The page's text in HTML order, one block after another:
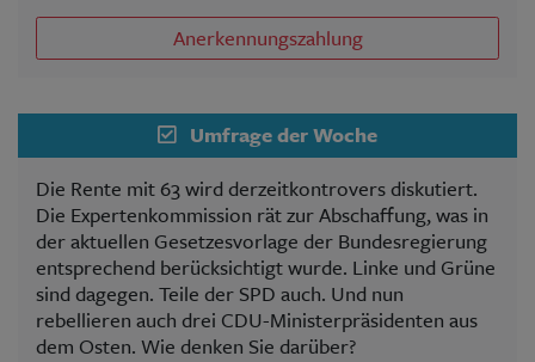
Anerkennungszahlung
Umfrage der Woche
Die Rente mit 63 wird derzeitkontrovers diskutiert.
Die Expertenkommission rät zur Abschaffung, was in
der aktuellen Gesetzesvorlage der Bundesregierung
entsprechend berücksichtigt wurde. Linke und Grüne
sind dagegen. Teile der SPD auch. Und nun
rebellieren auch drei CDU-Ministerpräsidenten aus
dem Osten. Wie denken Sie darüber?